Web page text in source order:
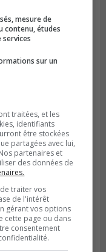
pour
mesure de
contenu, études
services
sur un
traitées, et les
identifiants
être stockées
partagées avec lui,
partenaires et
des données de
traiter vos
de l'intérêt
gérant vos options
cette page ou dans
consentement